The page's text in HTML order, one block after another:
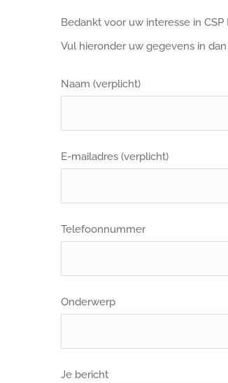
Bedankt voor uw interesse in CSP
Vul hieronder uw gegevens in
Naam (verplicht)
E-mailadres (verplicht)
Telefoonnummer
Onderwerp
Je bericht